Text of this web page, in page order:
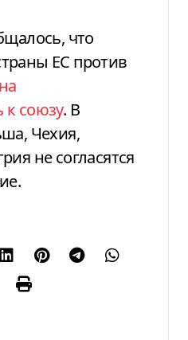
что
ЕС против
к союзу. В
Чехия,
не согласятся